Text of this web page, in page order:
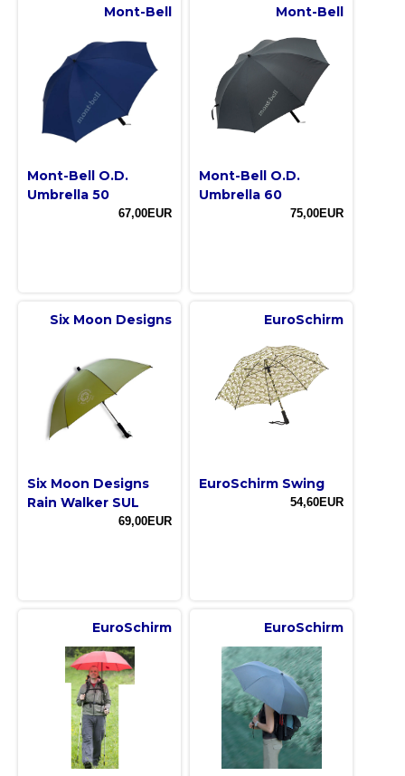
Mont-Bell
Mont-Bell O.D.
Umbrella 50
67,00EUR
Mont-Bell
Mont-Bell O.D.
Umbrella 60
75,00EUR
Six Moon Designs
Six Moon Designs
Rain Walker SUL
69,00EUR
EuroSchirm
EuroSchirm Swing
54,60EUR
EuroSchirm EuroSchirm